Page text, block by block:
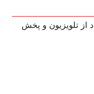
فوتبال امروز شنبه ۱۷ مرداد از تلویزیون و پخش